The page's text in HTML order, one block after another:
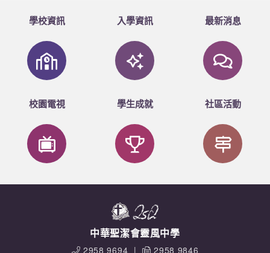
學校資訊 入學資訊 最新消息
校園電視 學生成就 社區活動
中華聖潔會靈風中學
2958 9694 | 2958 9846